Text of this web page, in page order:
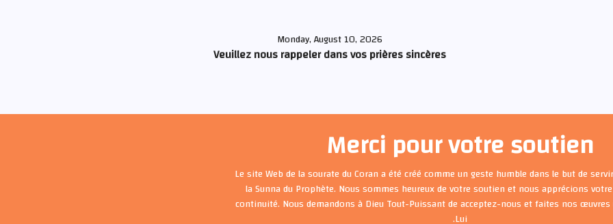
Monday, August 10, 2026
Veuillez nous rappeler dans vos prières sincères
Merci pour votre soutien
Le site Web de la sourate du Coran a été créé comme un geste humble dans le but de
la Sunna du Prophète. Nous sommes heureux de votre soutien et nous apprécions
continuité. Nous demandons à Dieu Tout-Puissant de acceptez-nous et faites nos
Lui.